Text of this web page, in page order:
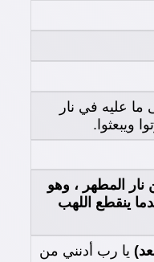
عليه في نار
ويبعثوا.
المطهر ، وهو
ينقطع اللهب
يا رب أدنني من